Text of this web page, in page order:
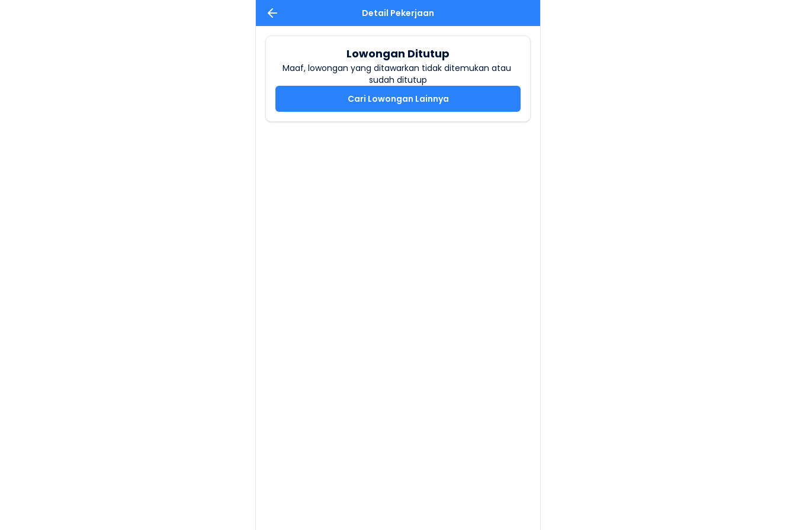
Detail Pekerjaan
Lowongan Ditutup
Maaf, lowongan yang ditawarkan tidak ditemukan atau
sudah ditutup
Cari Lowongan Lainnya